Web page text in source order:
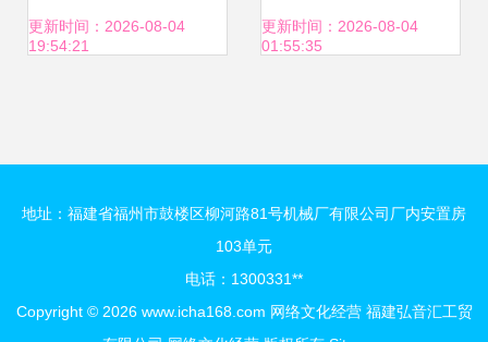
网生态新纪元
更新时间：2026-08-04
19:54:21
媒在孔夫子旧书网
更新时间：2026-08-04
01:55:35
地址：福建省福州市鼓楼区柳河路81号机械厂有限公司厂内安置房
103单元
电话：1300331**
Copyright © 2026 www.icha168.com 网络文化经营 福建弘音汇工贸